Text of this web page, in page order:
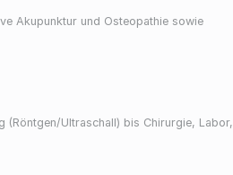
Akupunktur und Osteopathie sowie
(Röntgen/Ultraschall) bis Chirurgie, Labor,